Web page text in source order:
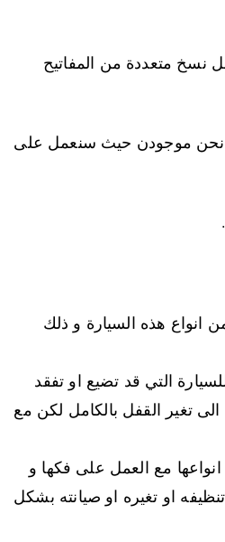
نسخ متعددة من المفاتيح
نحن موجودن حيث سنعمل على
هذه السيارة و ذلك
التي قد تضيع او تفقد
تغير القفل بالكامل لكن مع
مع العمل على فكها و
او تغيره او صيانته بشكل